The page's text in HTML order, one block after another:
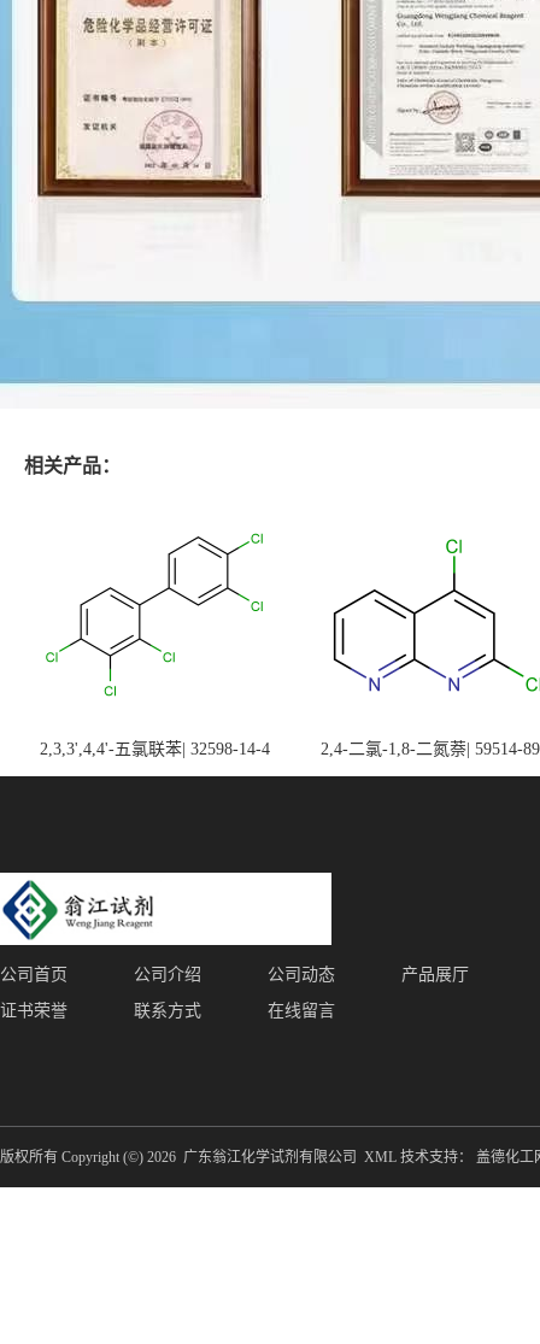
相关产品：
2,3,3',4,4'-五氯联苯| 32598-14-4 2,4-二氯-1,8-二氮萘| 59514-
公司首页 公司介绍 公司动态
产品展厅
证书荣誉
联系方式 在线留言
版权所有 Copyright (©) 2026 广东翁江化学试剂有限公司 XML 技术支持： 盖德化工